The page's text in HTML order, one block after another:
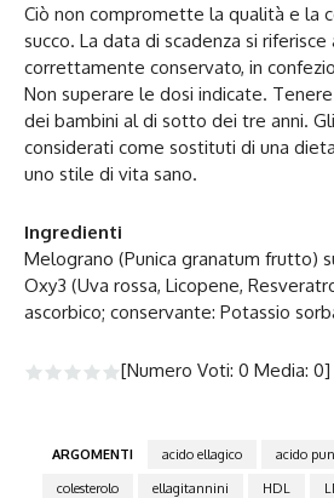
Ciò non compromette la qualità e la
succo. La data di scadenza si
correttamente conservato, in
Non superare le dosi indicate.
dei bambini al di sotto dei tre anni.
considerati come sostituti di una
uno stile di vita sano.
Ingredienti
Melograno (Punica granatum frutto)
Oxy3 (Uva rossa, Licopene,
ascorbico; conservante: Potassio
[Numero Voti: 0 Media: 0]
ARGOMENTI acido ellagico acido
colesterolo
ellagitannini HDL